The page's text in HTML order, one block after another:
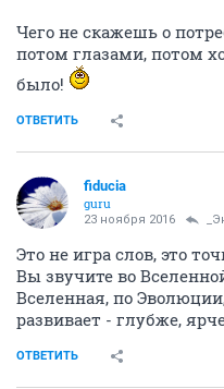
Чего не скажешь о
потом глазами, потом
было!
ОТВЕТИТЬ
fiducia
guru
23 ноября 2016
Это не игра слов, это
Вы звучите во
Вселенная, по
развивает - глубже,
ОТВЕТИТЬ